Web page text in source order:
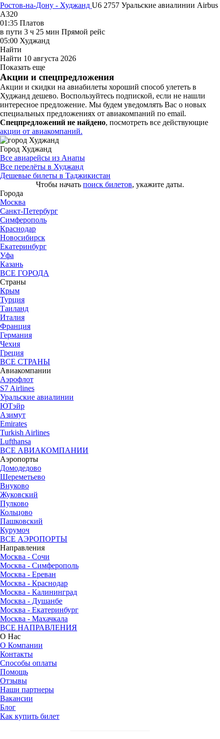
Ростов-на-Дону - Худжанд U6 2757 Уральские авиалинии Airbus
A320
01:35 Платов
в пути 3 ч 25 мин Прямой рейс
05:00 Худжанд
Найти
Найти 10 августа 2026
Показать еще
Акции и спецпредложения
Акции и скидки на авиабилеты хороший способ улететь в
Худжанд дешево. Воспользуйтесь подпиской, если не нашли
интересное предложение. Мы будем уведомлять Вас о новых
специальных предложениях от авиакомпаний по email.
Спецпредложений не найдено, посмотреть все действующие
акции от авиакомпаний.
Город Худжанд
Все авиарейсы из Анапы
Все перелёты в Худжанд
Дешевые билеты в Таджикистан
Чтобы начать поиск билетов, укажите даты.
Города
Москва
Санкт-Петербург
Симферополь
Краснодар
Новосибирск
Екатеринбург
Уфа
Казань
ВСЕ ГОРОДА
Страны
Крым
Турция
Таиланд
Италия
Франция
Германия
Чехия
Греция
ВСЕ СТРАНЫ
Авиакомпании
Аэрофлот
S7 Airlines
Уральские авиалинии
ЮТэйр
Азимут
Emirates
Turkish Airlines
Lufthansa
ВСЕ АВИАКОМПАНИИ
Аэропорты
Домодедово
Шереметьево
Внуково
Жуковский
Пулково
Кольцово
Пашковский
Курумоч
ВСЕ АЭРОПОРТЫ
Направления
Москва - Сочи
Москва - Симферополь
Москва - Ереван
Москва - Краснодар
Москва - Калининград
Москва - Душанбе
Москва - Екатеринбург
Москва - Махачкала
ВСЕ НАПРАВЛЕНИЯ
О Нас
О Компании
Контакты
Способы оплаты
Помощь
Отзывы
Наши партнеры
Вакансии
Блог
Как купить билет